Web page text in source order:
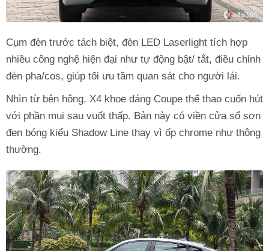
Cụm đèn trước tách biệt, đèn LED Laserlight tích hợp
nhiều công nghệ hiện đại như tự động bật/ tắt, điều chỉnh
đèn pha/cos, giúp tối ưu tầm quan sát cho người lái.
Nhìn từ bên hông, X4 khoe dáng Coupe thể thao cuốn hút
với phần mui sau vuốt thấp. Bản này có viền cửa sổ sơn
đen bóng kiểu Shadow Line thay vì ốp chrome như thông
thường.